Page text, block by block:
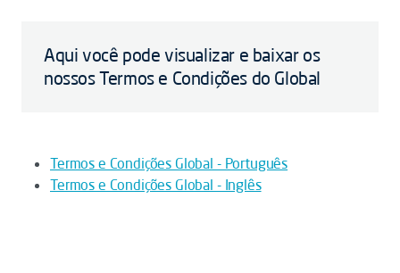
Aqui você pode visualizar e baixar os
nossos Termos e Condições do Global
Termos e Condições Global - Português
Termos e Condições Global - Inglês